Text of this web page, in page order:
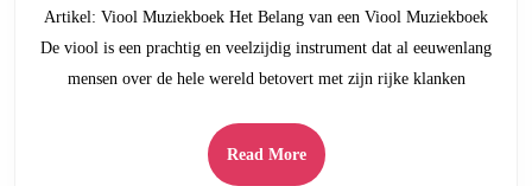
Artikel: Viool Muziekboek Het Belang van een Viool Muziekboek
De viool is een prachtig en veelzijdig instrument dat al eeuwenlang
mensen over de hele wereld betovert met zijn rijke klanken
Read MoreRead
More